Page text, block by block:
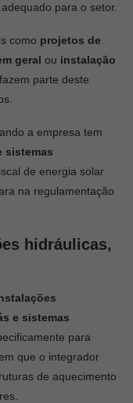
para o setor.
como projetos de
geral ou instalação
parte deste
a empresa tem
sistemas
de energia solar
na regulamentação
hidráulicas,
e sistemas
para
que o integrador
de aquecimento